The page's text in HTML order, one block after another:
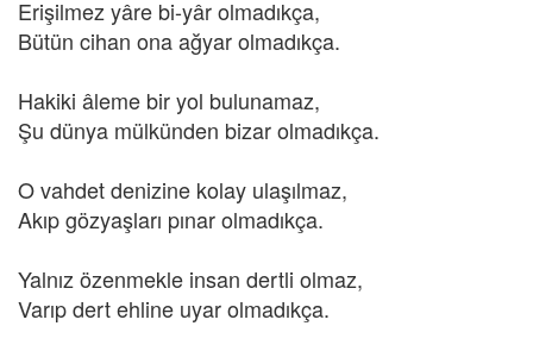
Erişilmez yâre bi-yâr olmadıkça,
Bütün cihan ona ağyar olmadıkça.
Hakiki âleme bir yol bulunamaz,
Şu dünya mülkünden bizar olmadıkça.
O vahdet denizine kolay ulaşılmaz,
Akıp gözyaşları pınar olmadıkça.
Yalnız özenmekle insan dertli olmaz,
Varıp dert ehline uyar olmadıkça.